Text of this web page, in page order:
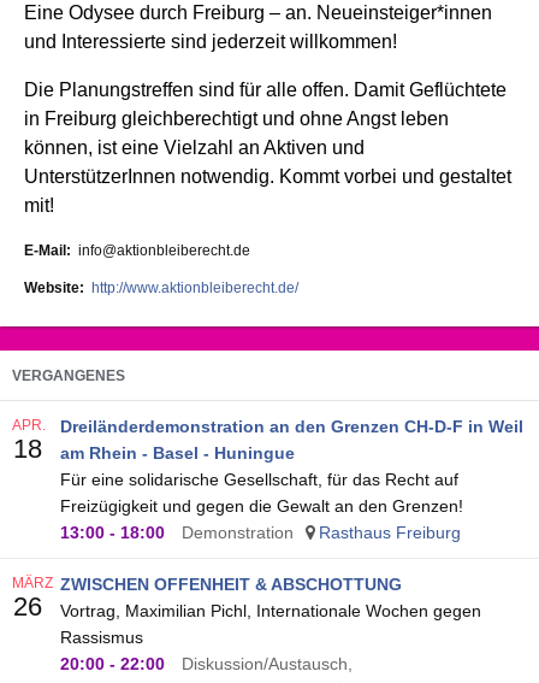
Eine Odysee durch Freiburg – an. Neueinsteiger*innen
und Interessierte sind jederzeit willkommen!
Die Planungstreffen sind für alle offen. Damit Geflüchtete
in Freiburg gleichberechtigt und ohne Angst leben
können, ist eine Vielzahl an Aktiven und
UnterstützerInnen notwendig. Kommt vorbei und gestaltet
mit!
E-Mail info@aktionbleiberecht.de
Website http://www.aktionbleiberecht.de/
VERGANGENES
Dreiländerdemonstration an den Grenzen CH-D-F in Weil
am Rhein - Basel - Huningue
Für eine solidarische Gesellschaft, für das Recht auf
Freizügigkeit und gegen die Gewalt an den Grenzen!
13:00 - 18:00 Demonstration Rasthaus Freiburg
APR.
18
ZWISCHEN OFFENHEIT & ABSCHOTTUNG
Vortrag, Maximilian Pichl, Internationale Wochen gegen
Rassismus
20:00 - 22:00
Diskussion/Austausch,
MÄRZ
26